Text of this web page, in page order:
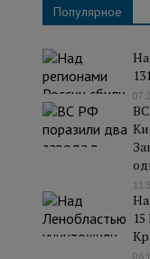
Популярное